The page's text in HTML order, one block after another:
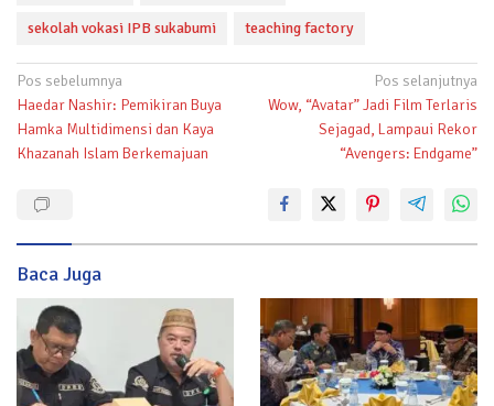
sekolah vokasi IPB sukabumi teaching factory
Navigasi
pos
Pos sebelumnya
Haedar Nashir: Pemikiran Buya
Hamka Multidimensi dan Kaya
Khazanah Islam Berkemajuan
Pos selanjutnya
Wow, “Avatar” Jadi Film Terlaris
Sejagad, Lampaui Rekor
“Avengers: Endgame”
Baca Juga